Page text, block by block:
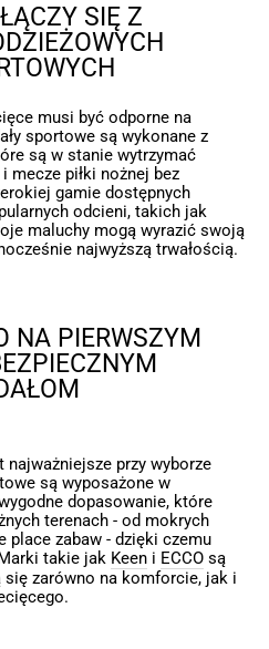
SIĘ Z
musi być odporne na
sportowe są wykonane z
są w stanie wytrzymać
mecze piłki nożnej bez
gamie dostępnych
odcieni, takich jak
maluchy mogą wyrazić swoją
najwyższą trwałością.
NA PIERWSZYM
przy wyborze
są wyposażone w
dopasowanie, które
terenach - od mokrych
place zabaw - dzięki czemu
takie jak Keen i ECCO są
się zarówno na komforcie, jak i